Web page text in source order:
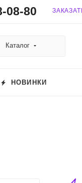
08-80
Каталог
НОВИНКИ